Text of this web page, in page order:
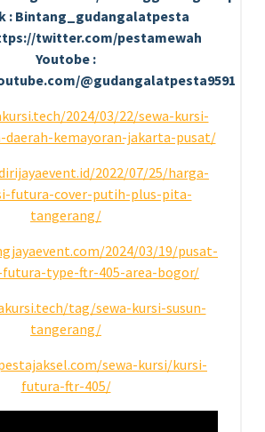
: Bintang_gudangalatpesta
twitter.com/pestamewah
Youtobe :
@gudangalatpesta9591
2024/03/22/sewa-kursi-
daerah-kemayoran-jakarta-pusat/
2022/07/25/harga-
futura-cover-putih-plus-pita-
tangerang/
2024/03/19/pusat-
futura-type-ftr-405-area-bogor/
tag/sewa-kursi-susun-
tangerang/
sewa-kursi/kursi-
futura-ftr-405/